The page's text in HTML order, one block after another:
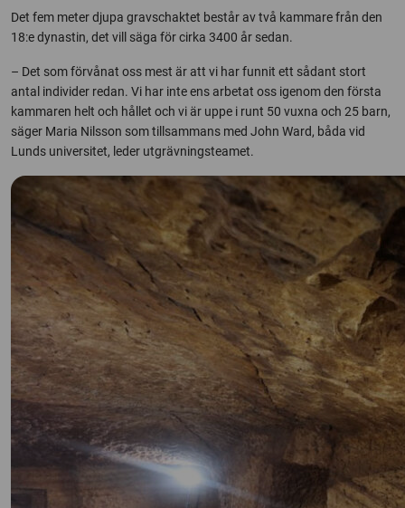
Det fem meter djupa gravschaktet består av två kammare från den
18:e dynastin, det vill säga för cirka 3400 år sedan.
– Det som förvånat oss mest är att vi har funnit ett sådant stort
antal individer redan. Vi har inte ens arbetat oss igenom den första
kammaren helt och hållet och vi är uppe i runt 50 vuxna och 25 barn,
säger Maria Nilsson som tillsammans med John Ward, båda vid
Lunds universitet, leder utgrävningsteamet.